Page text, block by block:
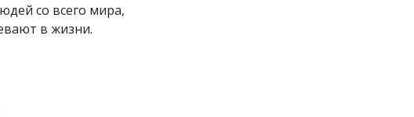
со всего мира,
в жизни.